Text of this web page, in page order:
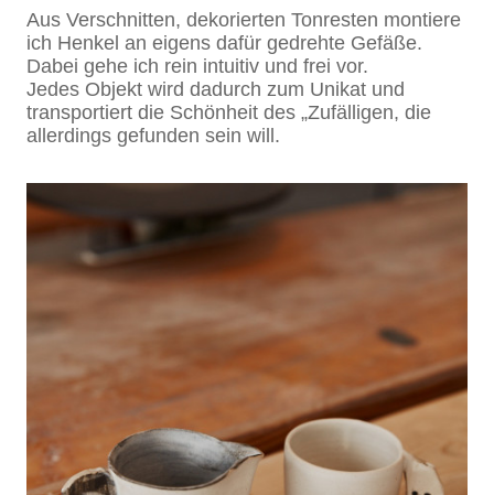
Aus Verschnitten, dekorierten Tonresten montiere
ich Henkel an eigens dafür gedrehte Gefäße.
Dabei gehe ich rein intuitiv und frei vor.
Jedes Objekt wird dadurch zum Unikat und
transportiert die Schönheit des „Zufälligen, die
allerdings gefunden sein will.